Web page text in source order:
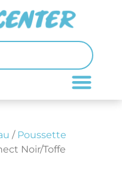
/ Poussette
Noir/Toffe